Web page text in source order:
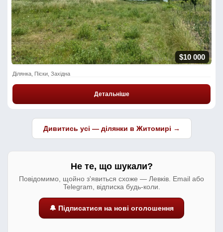
$10 000
Ділянка, Піски, Західна
Детальніше
Дивитись усі — ділянки в Житомирі →
Не те, що шукали?
Повідомимо, щойно з'явиться схоже — Левків. Email або
Telegram, відписка будь-коли.
🔔 Підписатися на нові оголошення